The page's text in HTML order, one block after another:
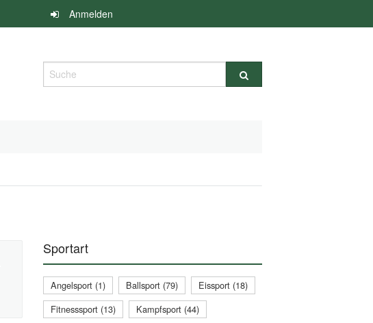
Anmelden
Suche
Sportart
Angelsport (1) Ballsport (79)
Eissport (18)
Fitnesssport (13)
Kampfsport (44)